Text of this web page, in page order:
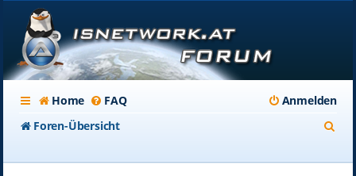
Home FAQ
Anmelden
Foren-Übersicht